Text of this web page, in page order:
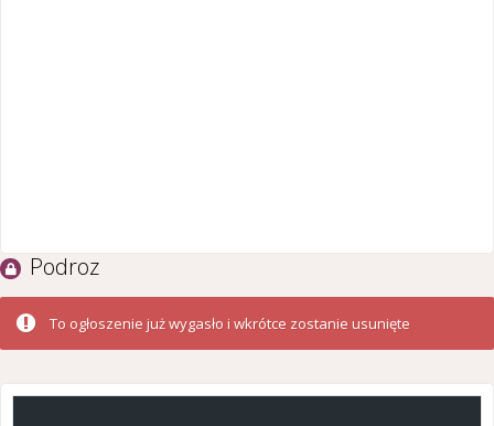
Podroz
To ogłoszenie już wygasło i wkrótce zostanie usunięte